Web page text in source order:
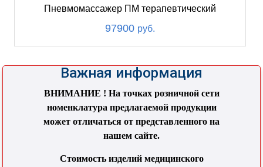
Пневмомассажер ПМ терапевтический
97900 руб.
Важная информация
ВНИМАНИЕ ! На точках розничной сети
номенклатура предлагаемой продукции
может отличаться от представленного на
нашем сайте.
Стоимость изделий медицинского